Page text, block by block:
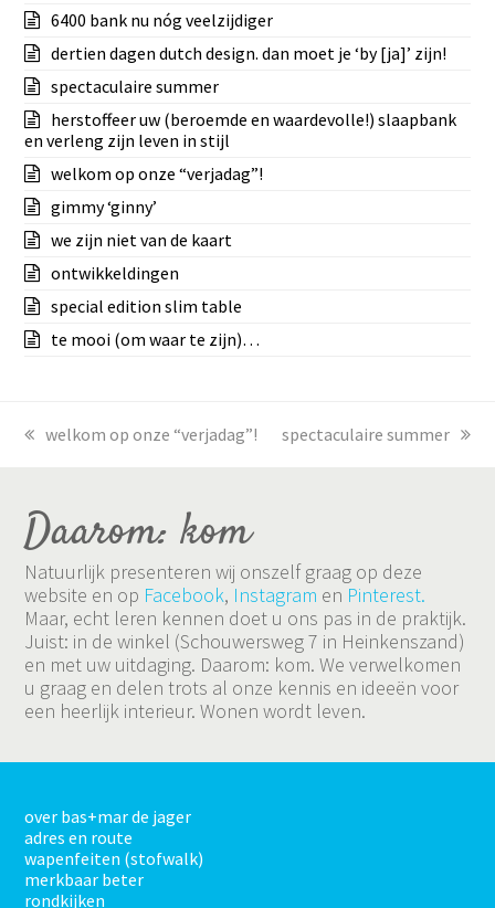
6400 bank nu nóg veelzijdiger
dertien dagen dutch design. dan moet je ‘by [ja]’ zijn!
spectaculaire summer
herstoffeer uw (beroemde en waardevolle!) slaapbank
en verleng zijn leven in stijl
welkom op onze “verjadag”!
gimmy ‘ginny’
we zijn niet van de kaart
ontwikkeldingen
special edition slim table
te mooi (om waar te zijn)…
previous
welkom op onze “verjadag”!
next
spectaculaire summer
Daarom: kom
Natuurlijk presenteren wij onszelf graag op deze
website en op Facebook, Instagram en Pinterest.
Maar, echt leren kennen doet u ons pas in de praktijk.
Juist: in de winkel (Schouwersweg 7 in Heinkenszand)
en met uw uitdaging. Daarom: kom. We verwelkomen
u graag en delen trots al onze kennis en ideeën voor
een heerlijk interieur. Wonen wordt leven.
over bas+mar de jager
adres en route
wapenfeiten (stofwalk)
merkbaar beter
rondkijken